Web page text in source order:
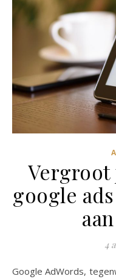
google
4
Google AdWords, tegenwoordig bekend als Google Ads, is